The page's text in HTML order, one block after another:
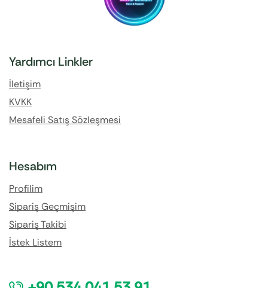
Yardımcı Linkler
İletişim
KVKK
Mesafeli Satış Sözleşmesi
Hesabım
Profilim
Sipariş Geçmişim
Sipariş Takibi
İstek Listem